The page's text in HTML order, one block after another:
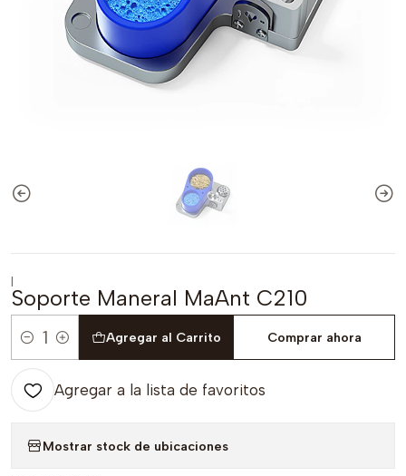
|
Soporte Maneral MaAnt C210
Cantidad
Agregar al Carrito Comprar ahora
Agregar a la lista de favoritos
Mostrar stock de ubicaciones